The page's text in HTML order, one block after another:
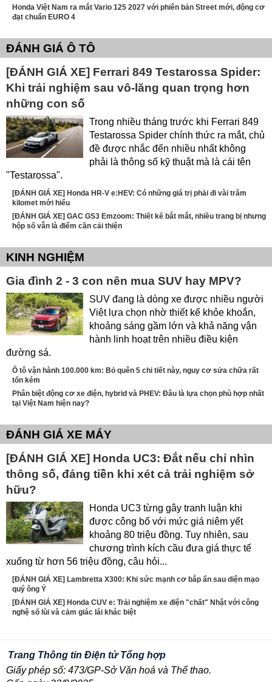
Honda Việt Nam ra mắt Vario 125 2027 với phiên bản Street mới, động cơ
đạt chuẩn EURO 4
ĐÁNH GIÁ Ô TÔ
[ĐÁNH GIÁ XE] Ferrari 849 Testarossa Spider:
Khi trải nghiệm sau vô-lăng quan trọng hơn
những con số
Trong nhiều tháng trước khi Ferrari 849
Testarossa Spider chính thức ra mắt, chủ
đề được nhắc đến nhiều nhất không
phải là thông số kỹ thuật mà là cái tên
"Testarossa".
[ĐÁNH GIÁ XE] Honda HR-V e:HEV: Có những giá trị phải đi vài trăm
kilomet mới hiểu
[ĐÁNH GIÁ XE] GAC GS3 Emzoom: Thiết kế bắt mắt, nhiều trang bị nhưng
hộp số vẫn là điểm cần cải thiện
KINH NGHIỆM
Gia đình 2 - 3 con nên mua SUV hay MPV?
SUV đang là dòng xe được nhiều người
Việt lựa chọn nhờ thiết kế khỏe khoắn,
khoảng sáng gầm lớn và khả năng vận
hành linh hoạt trên nhiều điều kiện
đường sá.
Ô tô vận hành 100.000 km: Bỏ quên 5 chi tiết này, nguy cơ sửa chữa rất
tốn kém
Phân biệt động cơ xe điện, hybrid và PHEV: Đâu là lựa chọn phù hợp nhất
tại Việt Nam hiện nay?
ĐÁNH GIÁ XE MÁY
[ĐÁNH GIÁ XE] Honda UC3: Đắt nếu chỉ nhìn
thông số, đáng tiền khi xét cả trải nghiệm sở
hữu?
Honda UC3 từng gây tranh luận khi
được công bố với mức giá niêm yết
khoảng 80 triệu đồng. Tuy nhiên, sau
chương trình kích cầu đưa giá thực tế
xuống từ hơn 56 triệu đồng, câu hỏi...
[ĐÁNH GIÁ XE] Lambretta X300: Khi sức mạnh cơ bắp ẩn sau diện mạo
quý ông Ý
[ĐÁNH GIÁ XE] Honda CUV e: Trải nghiệm xe điện "chất" Nhật với công
nghệ số lùi và cảm giác lái khác biệt
Trang Thông tin Điện tử Tổng hợp
Giấy phép số: 473/GP-Sở Văn hoá và Thể thao.